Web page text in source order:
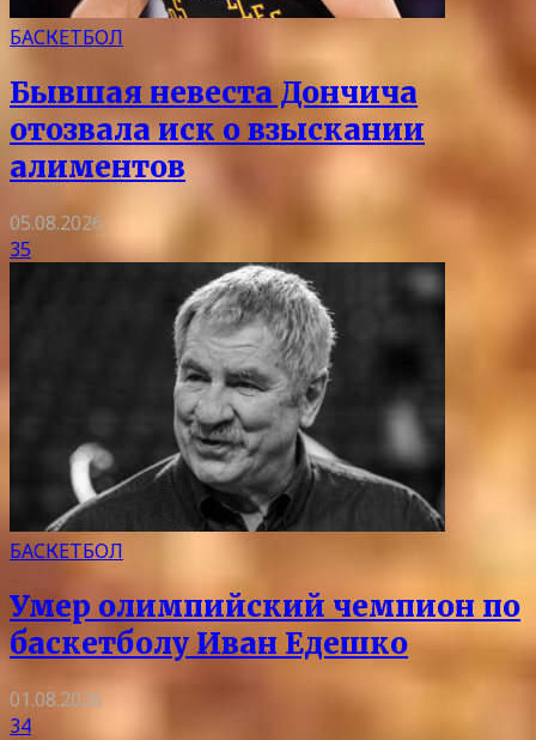
БАСКЕТБОЛ
Бывшая невеста Дончича
отозвала иск о взыскании
алиментов
05.08.2026
35
БАСКЕТБОЛ
Умер олимпийский чемпион по
баскетболу Иван Едешко
01.08.2026
34